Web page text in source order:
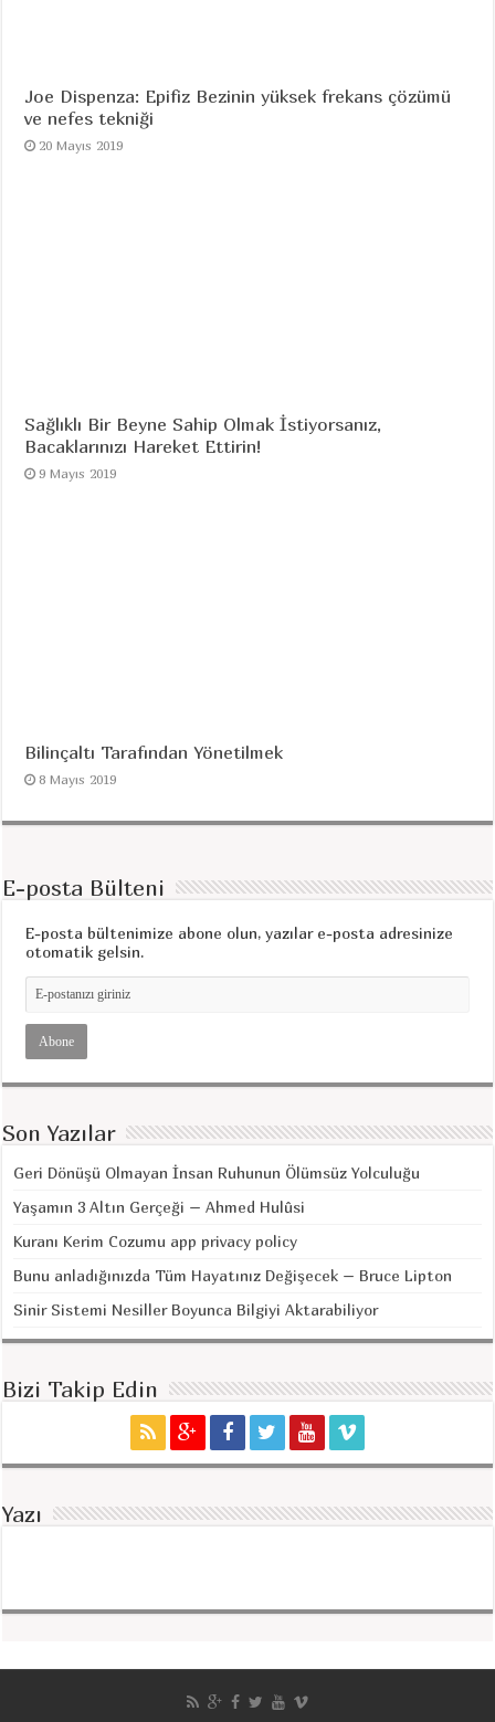
Joe Dispenza: Epifiz Bezinin yüksek frekans çözümü
ve nefes tekniği
20 Mayıs 2019
Sağlıklı Bir Beyne Sahip Olmak İstiyorsanız,
Bacaklarınızı Hareket Ettirin!
9 Mayıs 2019
Bilinçaltı Tarafından Yönetilmek
8 Mayıs 2019
E-posta Bülteni
E-posta bültenimize abone olun, yazılar e-posta adresinize
otomatik gelsin.
Son Yazılar
Geri Dönüşü Olmayan İnsan Ruhunun Ölümsüz Yolculuğu
Yaşamın 3 Altın Gerçeği – Ahmed Hulûsi
Kuranı Kerim Cozumu app privacy policy
Bunu anladığınızda Tüm Hayatınız Değişecek – Bruce Lipton
Sinir Sistemi Nesiller Boyunca Bilgiyi Aktarabiliyor
Bizi Takip Edin
Yazı